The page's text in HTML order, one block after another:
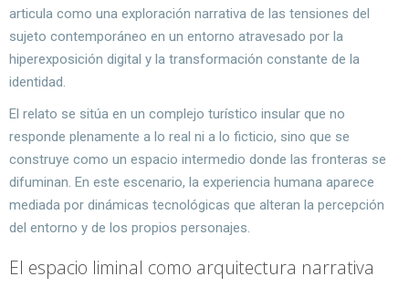
articula como una exploración narrativa de las tensiones del
sujeto contemporáneo en un entorno atravesado por la
hiperexposición digital y la transformación constante de la
identidad.
El relato se sitúa en un complejo turístico insular que no
responde plenamente a lo real ni a lo ficticio, sino que se
construye como un espacio intermedio donde las fronteras se
difuminan. En este escenario, la experiencia humana aparece
mediada por dinámicas tecnológicas que alteran la percepción
del entorno y de los propios personajes.
El espacio liminal como arquitectura narrativa